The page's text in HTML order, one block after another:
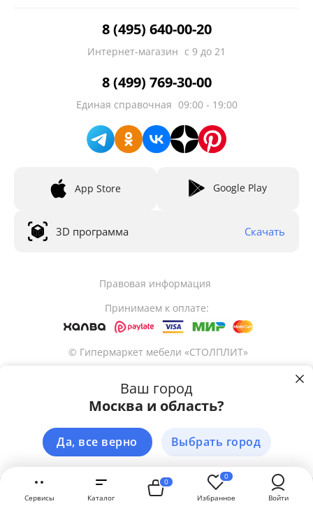
файлов вашего браузера с целью улучшения предложения и сервиса
на основе ваших предпочтений и интересов.
ЗАКРЫТЬ
Ваш город
Москва и область?
Да, все верно Выбрать город
Войти
0
Избранное
0
Каталог
Сервисы
Купить в 1 клик
В корзину
8 (495) 640-00-20
Интернет-магазин с 9 до 21
8 (499) 769-30-00
Единая справочная 09:00 - 19:00
App Store Google Play
3D программа Скачать
© Гипермаркет мебели «СТОЛПЛИТ»
Принимаем к оплате:
Правовая информация